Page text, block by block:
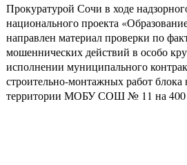
Прокуратурой Сочи в ходе
национального проекта
направлен материал проверки по
мошеннических действий в особо
исполнении муниципального
строительно-монтажных работ
территории МОБУ СОШ № 11 на